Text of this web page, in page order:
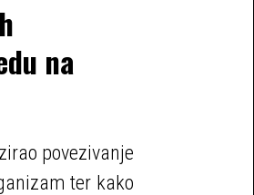
na
povezivanje
ter kako